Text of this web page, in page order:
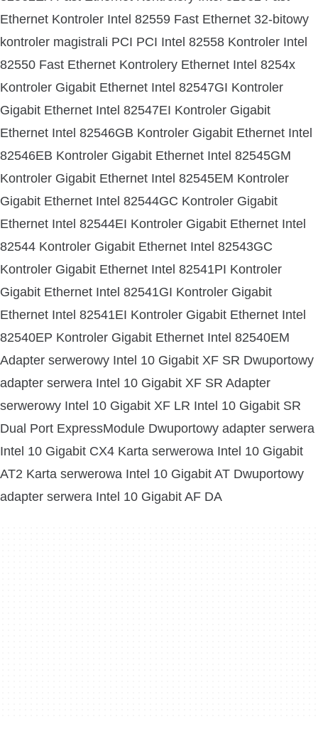
Ethernet Kontroler Intel 82559 Fast Ethernet 32-bitowy
kontroler magistrali PCI PCI Intel 82558 Kontroler Intel
82550 Fast Ethernet Kontrolery Ethernet Intel 8254x
Kontroler Gigabit Ethernet Intel 82547GI Kontroler
Gigabit Ethernet Intel 82547EI Kontroler Gigabit
Ethernet Intel 82546GB Kontroler Gigabit Ethernet Intel
82546EB Kontroler Gigabit Ethernet Intel 82545GM
Kontroler Gigabit Ethernet Intel 82545EM Kontroler
Gigabit Ethernet Intel 82544GC Kontroler Gigabit
Ethernet Intel 82544EI Kontroler Gigabit Ethernet Intel
82544 Kontroler Gigabit Ethernet Intel 82543GC
Kontroler Gigabit Ethernet Intel 82541PI Kontroler
Gigabit Ethernet Intel 82541GI Kontroler Gigabit
Ethernet Intel 82541EI Kontroler Gigabit Ethernet Intel
82540EP Kontroler Gigabit Ethernet Intel 82540EM
Adapter serwerowy Intel 10 Gigabit XF SR Dwuportowy
adapter serwera Intel 10 Gigabit XF SR Adapter
serwerowy Intel 10 Gigabit XF LR Intel 10 Gigabit SR
Dual Port ExpressModule Dwuportowy adapter serwera
Intel 10 Gigabit CX4 Karta serwerowa Intel 10 Gigabit
AT2 Karta serwerowa Intel 10 Gigabit AT Dwuportowy
adapter serwera Intel 10 Gigabit AF DA